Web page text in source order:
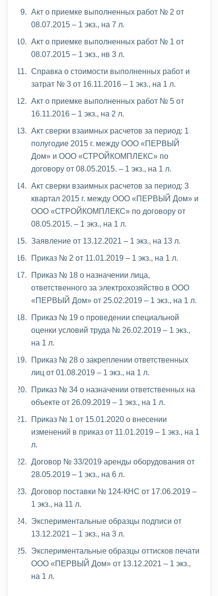
Акт о приемке выполненных работ № 2 от
08.07.2015 – 1 экз., на 7 л.
Акт о приемке выполненных работ № 1 от
08.07.2015 – 1 экз., нв 3 л.
Справка о стоимости выполненных работ и
затрат № 3 от 16.11.2016 – 1 экз., на 1 л.
Акт о приемке выполненных работ № 5 от
16.11.2016 – 1 экз., на 2 л.
Акт сверки взаимных расчетов за период: 1
полугодие 2015 г. между ООО «ПЕРВЫЙ
Дом» и ООО «СТРОЙКОМПЛЕКС» по
договору от 08.05.2015. – 1 экз., на 1 л.
Акт сверки взаимных расчетов за период: 3
квартал 2015 г. между ООО «ПЕРВЫЙ Дом» и
ООО «СТРОЙКОМПЛЕКС» по договору от
08.05.2015. – 1 экз., на 1 л.
Заявление от 13.12.2021 – 1 экз., на 13 л.
Приказ № 2 от 11.01.2019 – 1 экз., на 1 л.
Приказ № 18 о назначении лица,
ответственного за электрохозяйство в ООО
«ПЕРВЫЙ Дом» от 25.02.2019 – 1 экз., на 1 л.
Приказ № 19 о проведении специальной
оценки условий труда № 26.02.2019 – 1 экз.,
на 1 л.
Приказ № 28 о закреплении ответственных
лиц от 01.08.2019 – 1 экз., на 1 л.
Приказ № 34 о назначении ответственных на
объекте от 26.09.2019 – 1 экз., на 1 л.
Приказ № 1 от 15.01.2020 о внесении
изменений в приказ от 11.01.2019 – 1 экз., на 1
л.
Договор № 33/2019 аренды оборудования от
28.05.2019 – 1 экз., на 6 л.
Договор поставки № 124-КНС от 17.06.2019 –
1 экз., на 11 л.
Экспериментальные образцы подписи от
13.12.2021 – 1 экз., на 3 л.
Экспериментальные образцы оттисков печати
ООО «ПЕРВЫЙ Дом» от 13.12.2021 – 1 экз.,
на 1 л.